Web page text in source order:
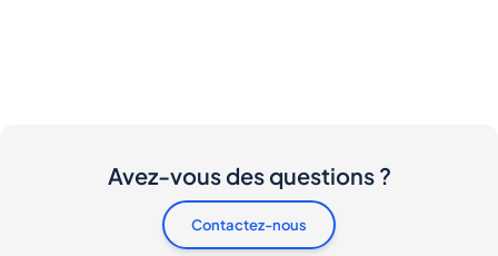
Avez-vous des questions ?
Contactez-nous